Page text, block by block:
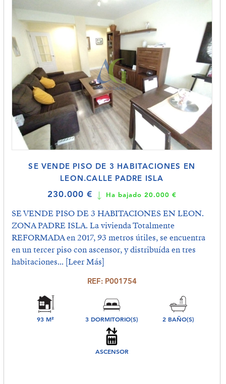
SE VENDE PISO DE 3 HABITACIONES EN
LEON.CALLE PADRE ISLA
230.000 € Ha bajado 20.000 €
SE VENDE PISO DE 3 HABITACIONES EN LEON.
ZONA PADRE ISLA. La vivienda Totalmente
REFORMADA en 2017, 93 metros útiles, se encuentra
en un tercer piso con ascensor, y distribuída en tres
habitaciones... [Leer Más]
REF: P001754
93 M² 3 DORMITORIO(S) 2 BAÑO(S)
ASCENSOR